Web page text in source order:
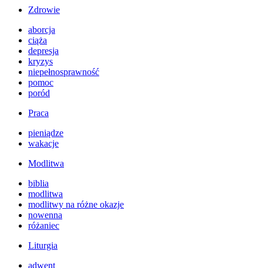
Zdrowie
aborcja
ciąża
depresja
kryzys
niepełnosprawność
pomoc
poród
Praca
pieniądze
wakacje
Modlitwa
biblia
modlitwa
modlitwy na różne okazje
nowenna
różaniec
Liturgia
adwent